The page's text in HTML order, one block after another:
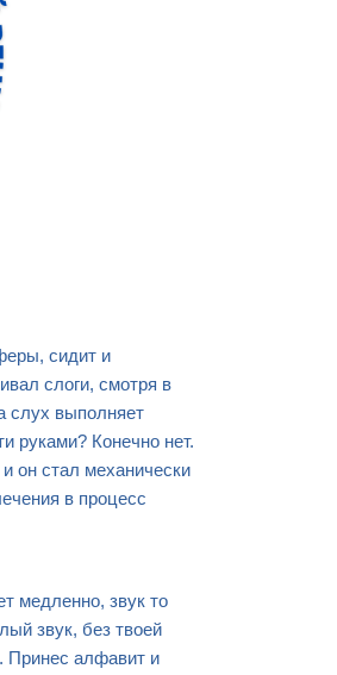
сидит и
слоги, смотря в
слух выполняет
руками? Конечно нет.
он стал механически
в процесс
медленно, звук то
звук, без твоей
Принес алфавит и